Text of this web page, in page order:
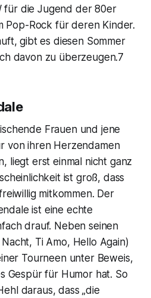
für die Jugend der 80er
Pop-Rock für deren Kinder.
gibt es diesen Sommer
davon zu überzeugen.7
Frauen und jene
von ihren Herzendamen
liegt erst einmal nicht ganz
ist groß, dass
mitkommen. Der
ist eine echte
drauf. Neben seinen
Ti Amo, Hello Again)
Tourneen unter Beweis,
Gespür für Humor hat. So
daraus, dass „die